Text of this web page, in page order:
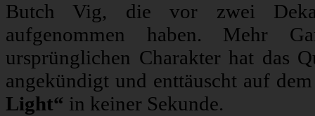
Butch Vig, die vor zwei
aufgenommen haben. Mehr
ursprünglichen Charakter hat das
angekündigt und enttäuscht auf
Light“ in keiner Sekunde.